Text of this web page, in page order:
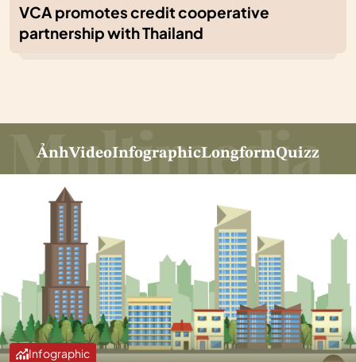
VCA promotes credit cooperative
partnership with Thailand
ẢnhVideoInfographicLongformQuizz
Infographic